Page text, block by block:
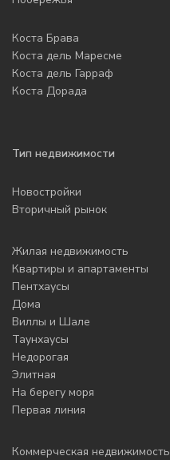
Коста Брава
Коста дель Маресме
Коста дель Гарраф
Коста Дорада
Тип недвижимости
Новостройки
Вторичный рынок
Жилая недвижимость
Квартиры и апартаменты
Пентхаусы
Дома
Виллы и Шале
Таунхаусы
Недорогая
Элитная
На берегу моря
Первая линия
Коммерческая недвижимость